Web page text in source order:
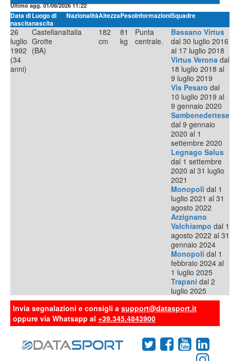
Ultimo agg. 01/08/2026 11:22
Data di
nascita
Luogo di
nascita
NazionalitàAltezzaPesoInformazioniSquadre
26
luglio
1992
(34
anni)
Castellana
Grotte
(BA)
Italia
182
cm
81
kg
Punta
centrale.
Bassano Virtus
dal 30 luglio 2016
al 17 luglio 2018
Virtus Verona dal
18 luglio 2018 al
9 luglio 2019
Vis Pesaro dal
10 luglio 2019 al
9 gennaio 2020
Sambenedettese
dal 9 gennaio
2020 al 1
settembre 2020
Legnago Salus
dal 1 settembre
2020 al 31 luglio
2021
Monopoli dal 1
luglio 2021 al 31
agosto 2022
Arzignano
Valchiampo dal 1
agosto 2022 al 31
gennaio 2024
Monopoli dal 1
febbraio 2024 al
1 luglio 2025
Trapani dal 2
luglio 2025
Invia segnalazioni e consigli a support@datasport.it
oppure via Whatsapp al +39.345.4843900